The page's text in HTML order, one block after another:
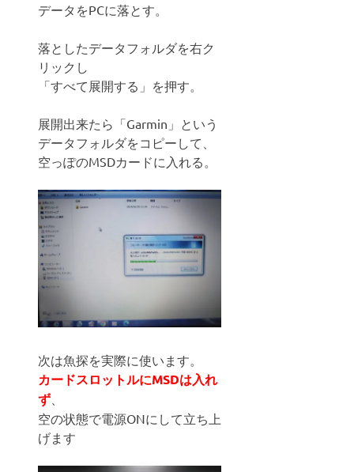
データをPCに落とす。
落としたデータフォルダを右ク
リックし
「すべて展開する」を押す。
展開出来たら「Garmin」という
データフォルダをコピーして、
空っぽのMSDカードに入れる。
次は魚探を実際に使います。
カードスロットルにMSDは入れ
ず
空の状態で電源ONにして立ち上
げます